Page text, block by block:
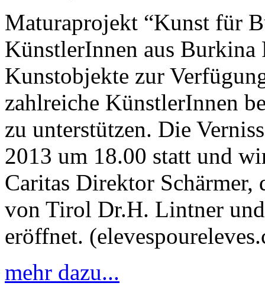
Maturaprojekt “Kunst für
KünstlerInnen aus Burkina
Kunstobjekte zur
zahlreiche KünstlerInnen
zu unterstützen. Die
2013 um 18.00 statt und
Caritas Direktor Schärmer,
von Tirol Dr.H. Lintner
eröffnet.
mehr dazu...